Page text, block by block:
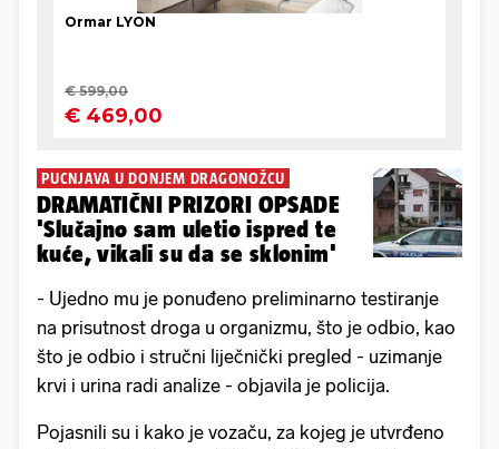
PUCNJAVA U DONJEM DRAGONOŽCU
DRAMATIČNI PRIZORI OPSADE
'Slučajno sam uletio ispred te
kuće, vikali su da se sklonim'
- Ujedno mu je ponuđeno preliminarno testiranje
na prisutnost droga u organizmu, što je odbio, kao
što je odbio i stručni liječnički pregled - uzimanje
krvi i urina radi analize - objavila je policija.
Pojasnili su i kako je vozaču, za kojeg je utvrđeno